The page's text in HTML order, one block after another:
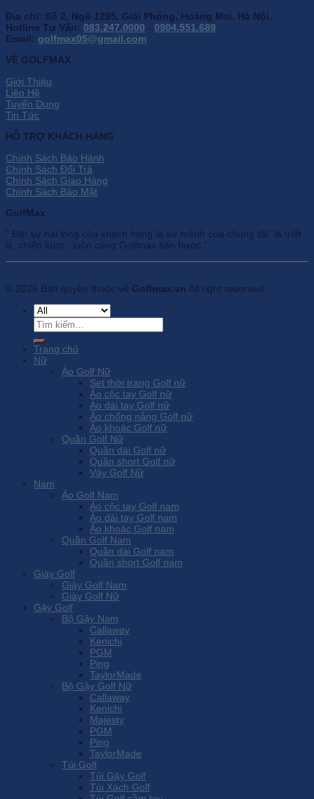
Địa chỉ: Số 2, Ngõ 1295, Giải Phóng, Hoàng Mai, Hà Nội.
Hotline Tư Vấn: 083.247.0000 - 0904.551.689
Email: golfmax05@gmail.com
VỀ GOLFMAX
Giới Thiệu
Liên Hệ
Tuyển Dụng
Tin Tức
HỖ TRỢ KHÁCH HÀNG
Chính Sách Bảo Hành
Chính Sách Đổi Trả
Chính Sách Giao Hàng
Chính Sách Bảo Mật
GolfMax
" Đặt sự hài lòng của khách hàng là sứ mệnh của chúng tôi” là triết
lý, chiến lược.. luôn cùng Golfmax tiến bước "
© 2026 Bản quyền thuộc về Goflmax.vn All right reserved.
Tìm
kiếm:
Trang chủ
Nữ
Áo Golf Nữ
Set thời trang Golf nữ
Áo cộc tay Golf nữ
Áo dài tay Golf nữ
Áo chống nắng Golf nữ
Áo khoác Golf nữ
Quần Golf Nữ
Quần dài Golf nữ
Quần short Golf nữ
Váy Golf Nữ
Nam
Áo Golf Nam
Áo cộc tay Golf nam
Áo dài tay Golf nam
Áo khoác Golf nam
Quần Golf Nam
Quần dài Golf nam
Quần short Golf nam
Giày Golf
Giày Golf Nam
Giày Golf Nữ
Gậy Golf
Bộ Gậy Nam
Callaway
Kenichi
PGM
Ping
TaylorMade
Bộ Gậy Golf Nữ
Callaway
Kenichi
Majesty
PGM
Ping
TaylorMade
Túi Golf
Túi Gậy Golf
Túi Xách Golf